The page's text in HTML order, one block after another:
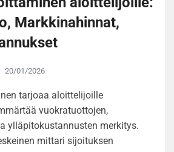
Markkinahinnat,
20/01/2026
tarjoaa aloittelijoille
vuokratuottojen,
ylläpitokustannusten merkitys.
mittari sijoituksen